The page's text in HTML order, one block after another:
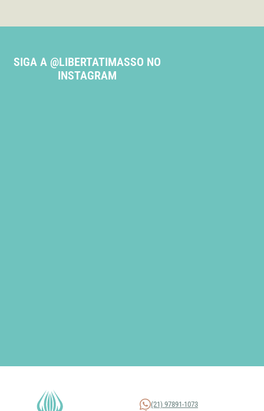
SIGA A @LIBERTATIMASSO NO
INSTAGRAM
(21) 97891-1073